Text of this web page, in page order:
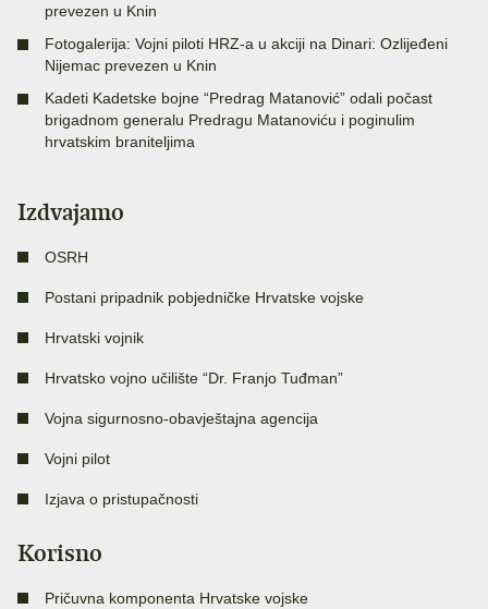
prevezen u Knin
Fotogalerija: Vojni piloti HRZ-a u akciji na Dinari: Ozlijeđeni
Nijemac prevezen u Knin
Kadeti Kadetske bojne “Predrag Matanović” odali počast
brigadnom generalu Predragu Matanoviću i poginulim
hrvatskim braniteljima
Izdvajamo
OSRH
Postani pripadnik pobjedničke Hrvatske vojske
Hrvatski vojnik
Hrvatsko vojno učilište “Dr. Franjo Tuđman”
Vojna sigurnosno-obavještajna agencija
Vojni pilot
Izjava o pristupačnosti
Korisno
Pričuvna komponenta Hrvatske vojske